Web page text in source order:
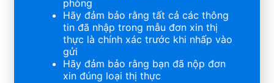
phòng
Hãy đảm bảo rằng tất cả các thông
tin đã nhập trong mẫu đơn xin thị
thực là chính xác trước khi nhấp vào
gửi
Hãy đảm bảo rằng bạn đã nộp đơn
xin đúng loại thị thực